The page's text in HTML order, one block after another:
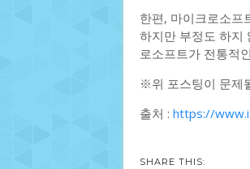
한편, 마이크로소프
하지만 부정도 하지
로소프트가 전통적
※위 포스팅이 문제
출처 : https://
SHARE THIS: